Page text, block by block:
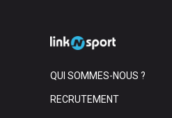
QUI SOMMES-NOUS ?
RECRUTEMENT